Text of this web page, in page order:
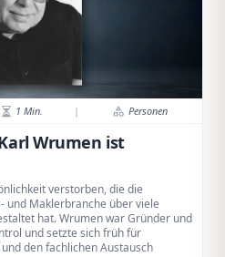
1 Min. | Personen
Wrumen ist
verstorben, die die
und Maklerbranche über viele
hat. Wrumen war Gründer und
und setzte sich früh für
den fachlichen Austausch